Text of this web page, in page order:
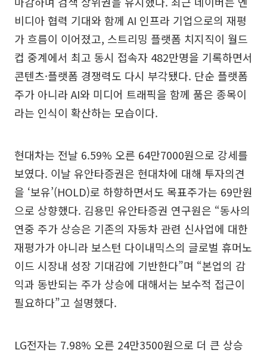
비디아 협력 기대와 함께 AI 인프라 기업으로의 재평
가 흐름이 이어졌고, 스트리밍 플랫폼 치지직이 월드
컵 중계에서 최고 동시 접속자 482만명을 기록하면서
콘텐츠·플랫폼 경쟁력도 다시 부각됐다. 단순 플랫폼
주가 아니라 AI와 미디어 트래픽을 함께 품은 종목이
라는 인식이 확산하는 모습이다.
현대차는 전날 6.59% 오른 64만7000원으로 강세를
보였다. 이날 유안타증권은 현대차에 대해 투자의견
을 ‘보유’(HOLD)로 하향하면서도 목표주가는 69만원
으로 상향했다. 김용민 유안타증권 연구원은 “동사의
연중 주가 상승은 기존의 자동차 관련 신사업에 대한
재평가가 아니라 보스턴 다이내믹스의 글로벌 휴머노
이드 시장내 성장 기대감에 기반한다”며 “본업의 감
익과 동반되는 주가 상승에 대해서는 보수적 접근이
필요하다”고 설명했다.
LG전자는 7.98% 오른 24만3500원으로 더 큰 상승